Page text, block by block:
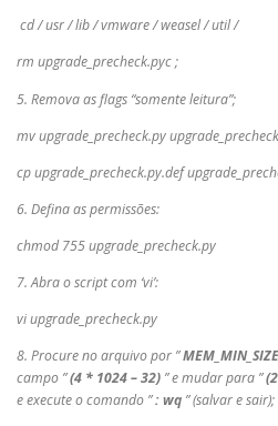
cd / usr / lib / vmware / weasel / util /
rm upgrade_precheck.pyc ;
5. Remova as flags “somente leitura”;
mv upgrade_precheck.py
cp upgrade_precheck.py.def
6. Defina as permissões:
chmod 755 upgrade_precheck.py
7. Abra o script com ‘vi’:
vi upgrade_precheck.py
8. Procure no arquivo por ”MEM_MIN_SIZE
campo ”(4 * 1024 – 32) ” e mudar para ”
e execute o comando ”: wq ” (salvar e sair);